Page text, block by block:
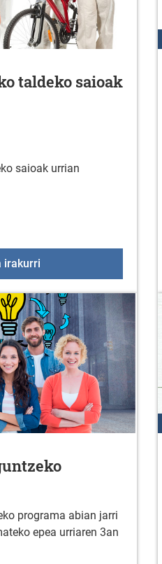
Canva bidez
taldeko saioak
saioak urrian
irakurriJarduera fisikoko
programa abian jarri
epea urriaren 3an